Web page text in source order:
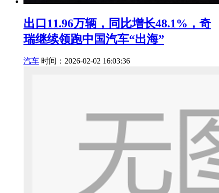
出口11.96万辆，同比增长48.1%，奇
瑞继续领跑中国汽车“出海”
汽车 时间：2026-02-02 16:03:36